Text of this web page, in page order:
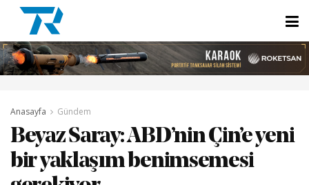
Anasayfa Gündem
Beyaz Saray: ABD’nin Çin’e yeni
bir yaklaşım benimsemesi